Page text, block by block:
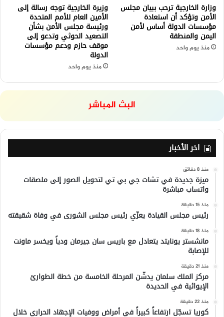
وزارة الخارجية ترحب ببيان مجلس
الأمن وتؤكد أن استعادة
مؤسسات الدولة أساس لأمن
اليمن والمنطقة
منذ يوم واحد
وزيرة الخارجية توجه رسالة إلى
الأمين العام للأمم المتحدة
ورئيسة مجلس الأمن بشأن
التصعيد الحوثي وتدعو إلى
موقف حازم ودعم مؤسسات
الدولة
منذ يوم واحد
البث المباشر
اخر الأخبار
منذ 8 دقائق
ميزة جديدة في تشات جي بي تي لتحويل الصور إلى ملصقات
واتساب مباشرة
منذ 15 دقيقة
رئيس مجلس القيادة يعزّي رئيس مجلس الشورى في وفاة شقيقته
منذ 18 دقيقة
مانشستر يونايتد يتعادل مع باريس سان جيرمان ودياً ويخسر ماونت
للإصابة
منذ 21 دقيقة
مركز الملك سلمان يدشّن المرحلة الخامسة من خطة الطوارئ
الإيوائية في الحديدة
منذ 22 دقيقة
كوريا تسجّل ارتفاعاً كبيراً في أمراض ووفيات الإجهاد الحراري خلال